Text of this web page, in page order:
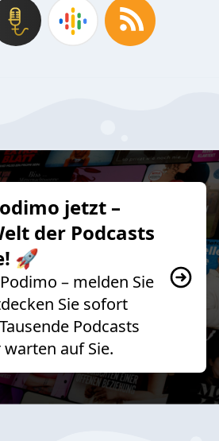
jetzt –
der Podcasts
🚀
– melden Sie
Sie sofort
Podcasts
auf Sie.